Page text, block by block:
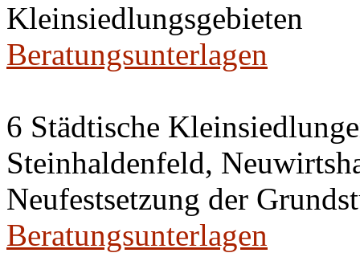
Kleinsiedlungsgebieten
Beratungsunterlagen
6 Städtische
Steinhaldenfeld,
Neufestsetzung der
Beratungsunterlagen